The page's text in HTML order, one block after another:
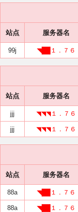
站点 服务器名
99j ◥██１．７６
站点 服务器名
jjj ◥◥◥１．７６
jjj ◥◥◥１．７６
站点 服务器名
88a ◥██１．７６
88a ◥██１．７６